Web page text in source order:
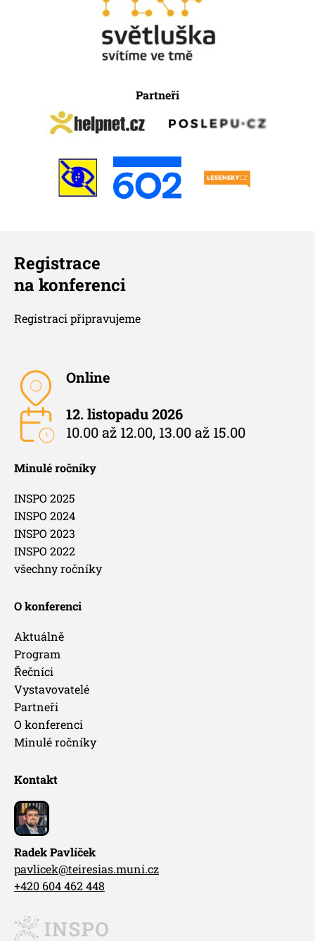
Partneři
Registrace
na konferenci
Registraci připravujeme
Online
12. listopadu 2026
10.00 až 12.00, 13.00 až 15.00
Minulé ročníky
INSPO 2025
INSPO 2024
INSPO 2023
INSPO 2022
všechny ročníky
O konferenci
Aktuálně
Program
Řečníci
Vystavovatelé
Partneři
O konferenci
Minulé ročníky
Kontakt
Radek Pavlíček
pavlicek@teiresias.muni.cz
+420 604 462 448